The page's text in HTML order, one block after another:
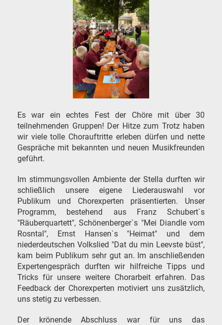
Es war ein echtes Fest der Chöre mit über 30
teilnehmenden Gruppen! Der Hitze zum Trotz haben
wir viele tolle Chorauftritte erleben dürfen und nette
Gespräche mit bekannten und neuen Musikfreunden
geführt.
Im stimmungsvollen Ambiente der Stella durften wir
schließlich unsere eigene Liederauswahl vor
Publikum und Chorexperten präsentierten. Unser
Programm, bestehend aus Franz Schubert`s
"Räuberquartett", Schönenberger`s "Mei Diandle vom
Rosntal", Ernst Hansen`s "Heimat" und dem
niederdeutschen Volkslied "Dat du min Leevste büst",
kam beim Publikum sehr gut an. Im anschließenden
Expertengespräch durften wir hilfreiche Tipps und
Tricks für unsere weitere Chorarbeit erfahren. Das
Feedback der Chorexperten motiviert uns zusätzlich,
uns stetig zu verbessen.
Der krönende Abschluss war für uns das